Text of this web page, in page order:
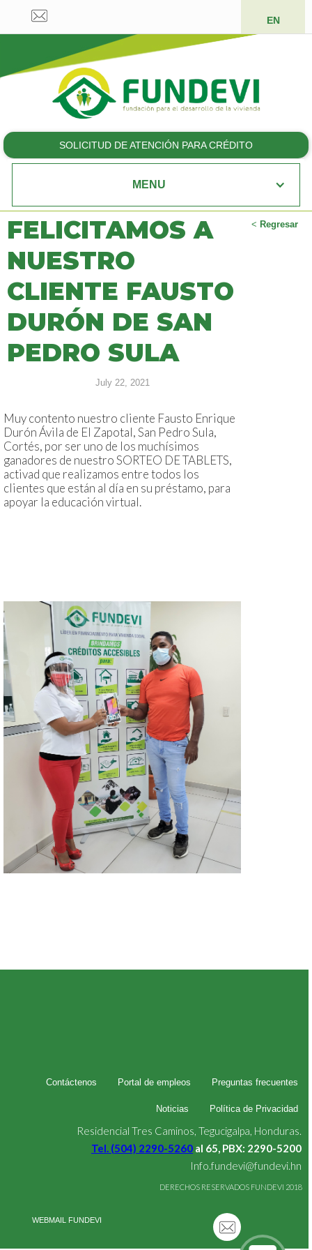
EN
SOLICITUD DE ATENCIÓN PARA CRÉDITO
MENU
< Regresar
FELICITAMOS A
NUESTRO
CLIENTE FAUSTO
DURÓN DE SAN
PEDRO SULA
July 22, 2021
Muy contento nuestro cliente Fausto Enrique
Durón Ávila de El Zapotal, San Pedro Sula,
Cortés, por ser uno de los muchísimos
ganadores de nuestro SORTEO DE TABLETS,
activad que realizamos entre todos los
clientes que están al día en su préstamo, para
apoyar la educación virtual.
Contáctenos Portal de empleos Preguntas frecuentes
Noticias Política de Privacidad
Residencial Tres Caminos, Tegucigalpa, Honduras.
Tel. (504) 2290-5260 al 65, PBX: 2290-5200
Info.fundevi@fundevi.hn
DERECHOS RESERVADOS FUNDEVI 2018
WEBMAIL FUNDEVI